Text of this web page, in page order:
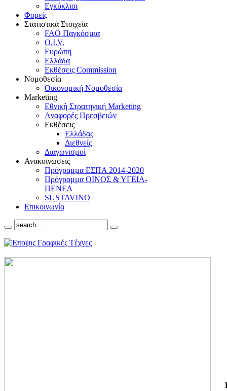
Εγκύκλιοι
Φορείς
Στατιστικά Στοιχεία
FAO Παγκόσμια
O.I.V.
Ευρώπη
Ελλάδα
Eκθέσεις Commission
Νομοθεσία
Οικονομική Νομοθεσία
Marketing
Eθνική Στρατηγική Marketing
Aναφορές Πρεσβειών
Eκθέσεις
Eλλάδας
Διεθνείς
Διαγωνισμοί
Ανακοινώσεις
Πρόγραμμα ΕΣΠΑ 2014-2020
Πρόγραμμα ΟΙΝΟΣ & ΥΓΕΙΑ-
ΠΕΝΕΔ
SUSTAVINO
Επικοινωνία